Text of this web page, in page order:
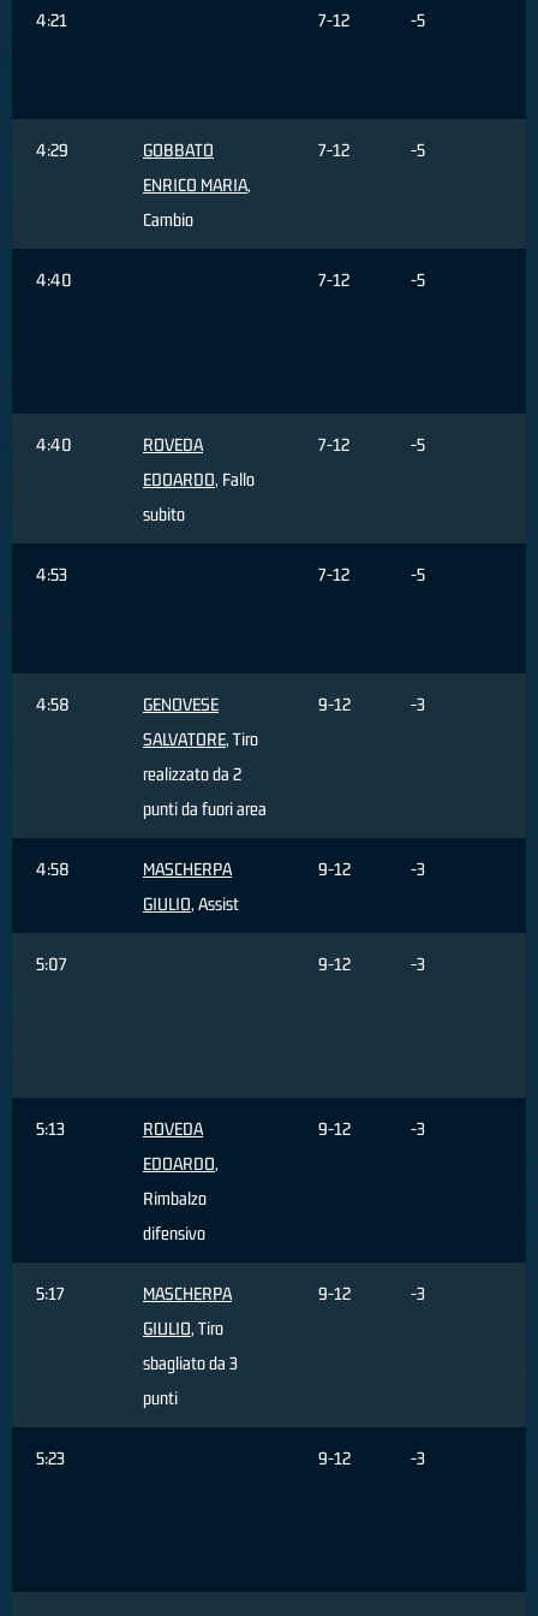
4:21 7-12 -5
4:29
GOBBATO
ENRICO MARIA,
Cambio
7-12 -5
4:40 7-12 -5
4:40
ROVEDA
EDOARDO, Fallo
subito
7-12 -5
4:53 7-12 -5
4:58
GENOVESE
SALVATORE, Tiro
realizzato da 2
punti da fuori area
9-12 -3
4:58
MASCHERPA
GIULIO, Assist
9-12 -3
5:07 9-12 -3
5:13
ROVEDA
EDOARDO,
Rimbalzo
difensivo
9-12 -3
5:17
MASCHERPA
GIULIO, Tiro
sbagliato da 3
punti
9-12 -3
5:23 9-12 -3